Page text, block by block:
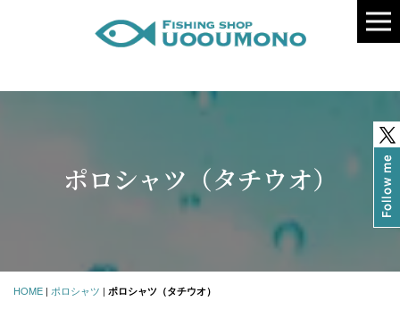
ポロシャツ（タチウオ）
HOME | ポロシャツ | ポロシャツ（タチウオ）